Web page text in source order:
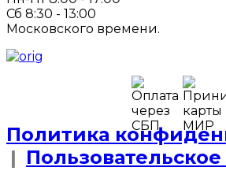
Сб 8:30 - 13:00
Московского времени.
Политика
|